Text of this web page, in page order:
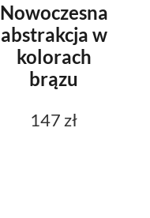
Nowoczesna
abstrakcja w
kolorach
brązu
147 zł